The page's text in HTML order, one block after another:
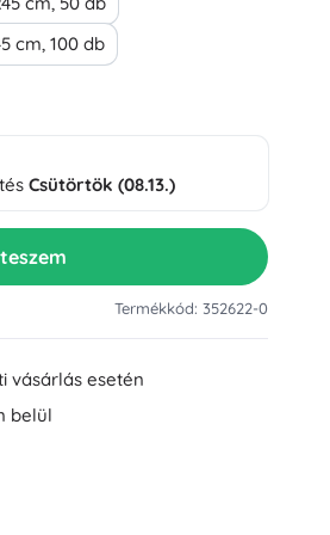
cm, 100 db
Csütörtök (08.13.)
Termékkód: 352622-0
vásárlás esetén
belül